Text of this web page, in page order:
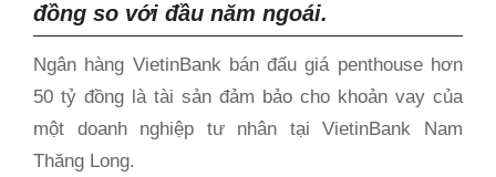
đồng so với đầu năm ngoái.
Ngân hàng VietinBank bán đấu giá penthouse hơn
50 tỷ đồng là tài sản đảm bảo cho khoản vay của
một doanh nghiệp tư nhân tại VietinBank Nam
Thăng Long.